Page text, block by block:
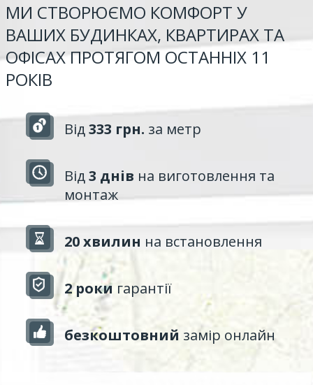
МИ СТВОРЮЄМО КОМФОРТ У
ВАШИХ БУДИНКАХ, КВАРТИРАХ ТА
ОФІСАХ ПРОТЯГОМ ОСТАННІХ 11
РОКІВ
Від333 грн. за метр
Від3 днів на виготовлення та
монтаж
20 хвилин на встановлення
2 роки гарантії
безкоштовний замір онлайн